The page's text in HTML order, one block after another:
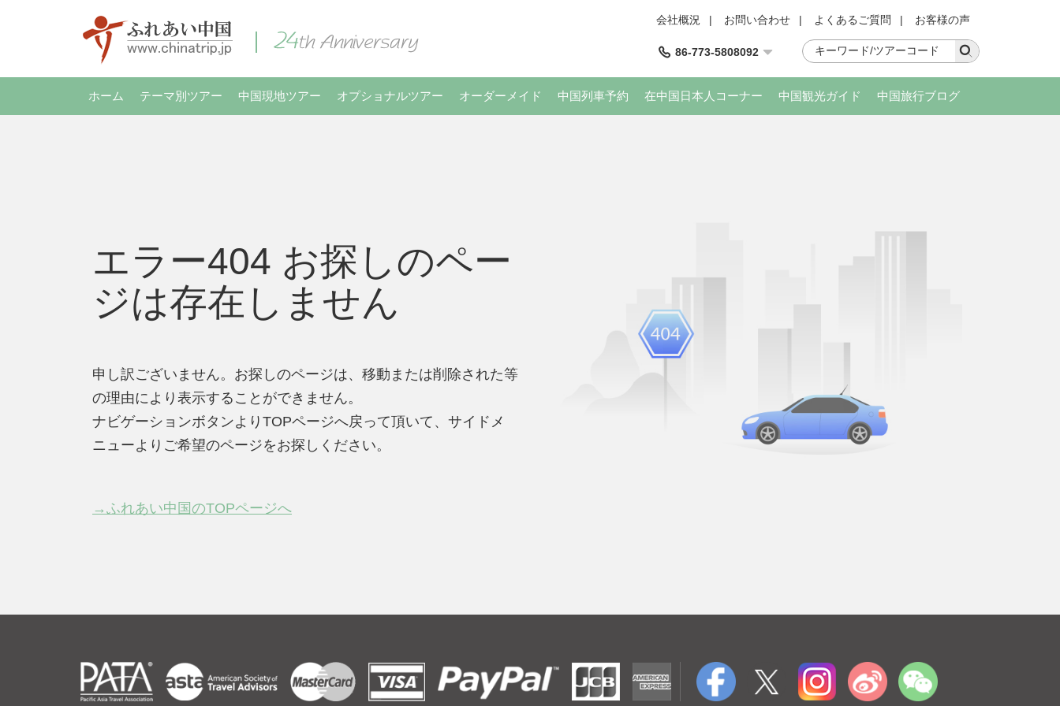
会社概況 | お問い合わせ | よくあるご質問 | お客様の声
86-773-5808092
ホーム テーマ別ツアー 中国現地ツアー オプショナルツアー オーダーメイド 中国列車予約 在中国日本人コーナー 中国観光ガイド 中国旅行ブログ
エラー404 お探しのペー
ジは存在しません
申し訳ございません。お探しのページは、移動または削除された等
の理由により表示することができません。
ナビゲーションボタンよりTOPページへ戻って頂いて、サイドメ
ニューよりご希望のページをお探しください。
→ふれあい中国のTOPページへ